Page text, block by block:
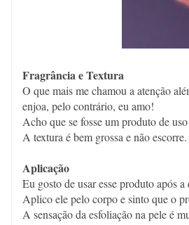
Fragrância e Textura
O que mais me chamou a atenção
enjoa, pelo contrário, eu amo!
Acho que se fosse um produto de
A textura é bem grossa e não
Aplicação
Eu gosto de usar esse produto após
Aplico ele pelo corpo e sinto que o
A sensação da esfoliação na pele é